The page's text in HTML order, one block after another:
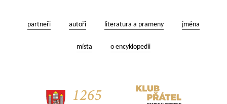
partneři autoři literatura a prameny jména
místa o encyklopedii